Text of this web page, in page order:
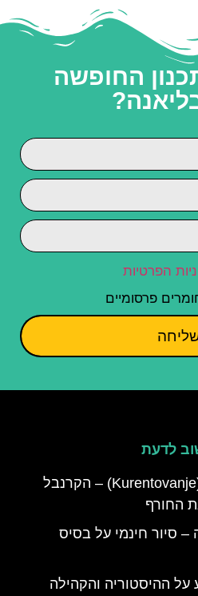
החופשה
הפרטיות
פרסומיים
לדעת
פסטיבל קורנטובאניה (Kurentovanje) – הקרנבל
החורף
– סיור חינמי על בסיס
על ההיסטוריה והקהילה